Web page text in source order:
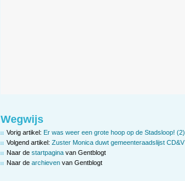
Wegwijs
Vorig artikel: Er was weer een grote hoop op de Stadsloop! (2)
Volgend artikel: Zuster Monica duwt gemeenteraadslijst CD&V
Naar de startpagina van Gentblogt
Naar de archieven van Gentblogt